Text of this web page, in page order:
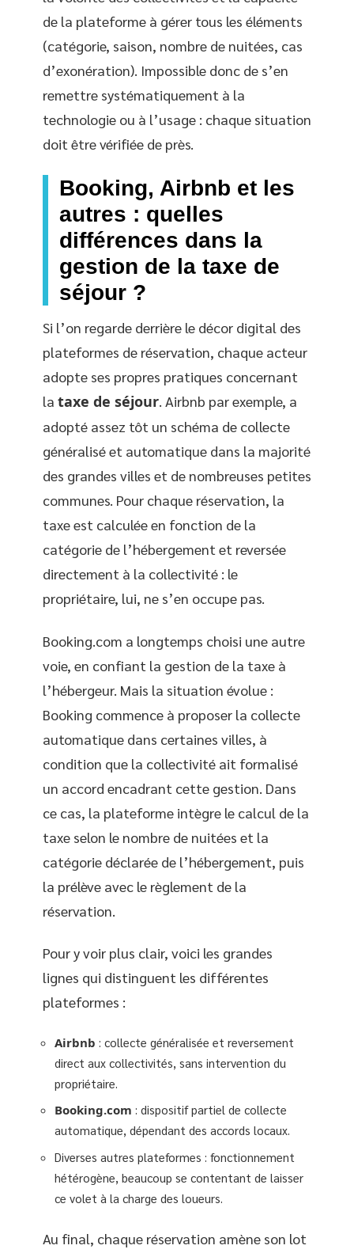
de la plateforme à gérer tous les éléments
(catégorie, saison, nombre de nuitées, cas
d’exonération). Impossible donc de s’en
remettre systématiquement à la
technologie ou à l’usage : chaque situation
doit être vérifiée de près.
Booking, Airbnb et les
autres : quelles
différences dans la
gestion de la taxe de
séjour ?
Si l’on regarde derrière le décor digital des
plateformes de réservation, chaque acteur
adopte ses propres pratiques concernant
la taxe de séjour. Airbnb par exemple, a
adopté assez tôt un schéma de collecte
généralisé et automatique dans la majorité
des grandes villes et de nombreuses petites
communes. Pour chaque réservation, la
taxe est calculée en fonction de la
catégorie de l’hébergement et reversée
directement à la collectivité : le
propriétaire, lui, ne s’en occupe pas.
Booking.com a longtemps choisi une autre
voie, en confiant la gestion de la taxe à
l’hébergeur. Mais la situation évolue :
Booking commence à proposer la collecte
automatique dans certaines villes, à
condition que la collectivité ait formalisé
un accord encadrant cette gestion. Dans
ce cas, la plateforme intègre le calcul de la
taxe selon le nombre de nuitées et la
catégorie déclarée de l’hébergement, puis
la prélève avec le règlement de la
réservation.
Pour y voir plus clair, voici les grandes
lignes qui distinguent les différentes
plateformes :
Airbnb : collecte généralisée et reversement
direct aux collectivités, sans intervention du
propriétaire.
Booking.com : dispositif partiel de collecte
automatique, dépendant des accords locaux.
Diverses autres plateformes : fonctionnement
hétérogène, beaucoup se contentant de laisser
ce volet à la charge des loueurs.
Au final, chaque réservation amène son lot